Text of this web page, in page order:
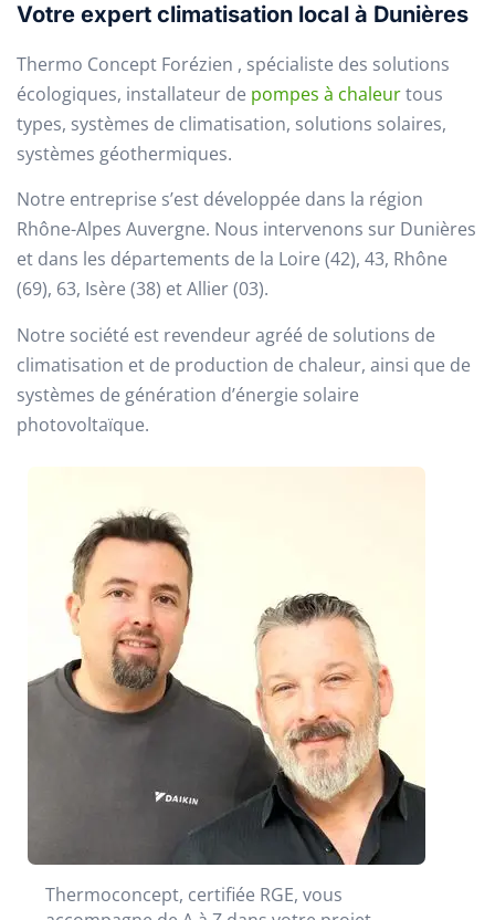
Votre expert climatisation local à Dunières
Thermo Concept Forézien , spécialiste des solutions
écologiques, installateur de pompes à chaleurtous
types, systèmes de climatisation, solutions solaires,
systèmes géothermiques.
Notre entreprise s’est développée dans la région
Rhône-Alpes Auvergne. Nous intervenons sur Dunières
et dans les départements de la Loire (42), 43, Rhône
(69), 63, Isère (38) et Allier (03).
Notre société est revendeur agréé de solutions de
climatisation et de production de chaleur, ainsi que de
systèmes de génération d’énergie solaire
photovoltaïque.
Thermoconcept, certifiée RGE, vous